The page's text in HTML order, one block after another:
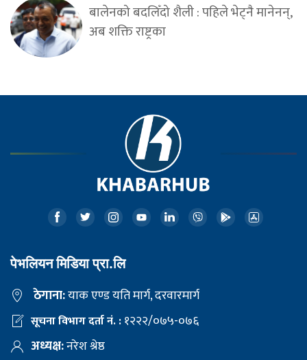
बालेनको बदलिँदो शैली : पहिले भेट्नै मानेनन्,
अब शक्ति राष्ट्रका
पेभलियन मिडिया प्रा.लि
ठेगाना:याक एण्ड यति मार्ग, दरवारमार्ग
सूचना विभाग दर्ता नं. :१२२२/०७५-०७६
अध्यक्ष:नरेश श्रेष्ठ